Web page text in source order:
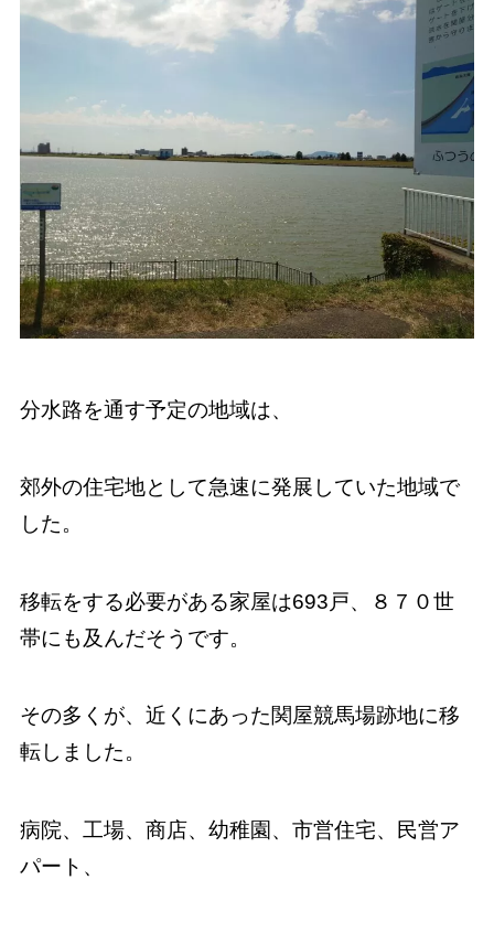
分水路を通す予定の地域は、
郊外の住宅地として急速に発展していた地域で
した。
移転をする必要がある家屋は693戸、８７０世
帯にも及んだそうです。
その多くが、近くにあった関屋競馬場跡地に移
転しました。
病院、工場、商店、幼稚園、市営住宅、民営ア
パート、